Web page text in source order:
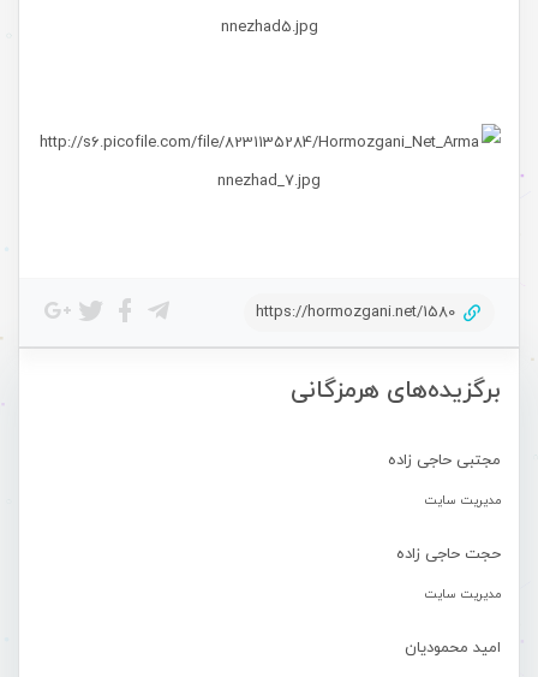
برگزیده‌های هرمزگانی
مجتبی حاجی زاده
مدیریت سایت
حجت حاجی زاده
مدیریت سایت
امید محمودیان
https://hormozgani.net/1580